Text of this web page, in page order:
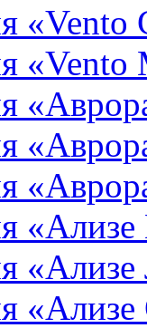
«Vento
«Vento